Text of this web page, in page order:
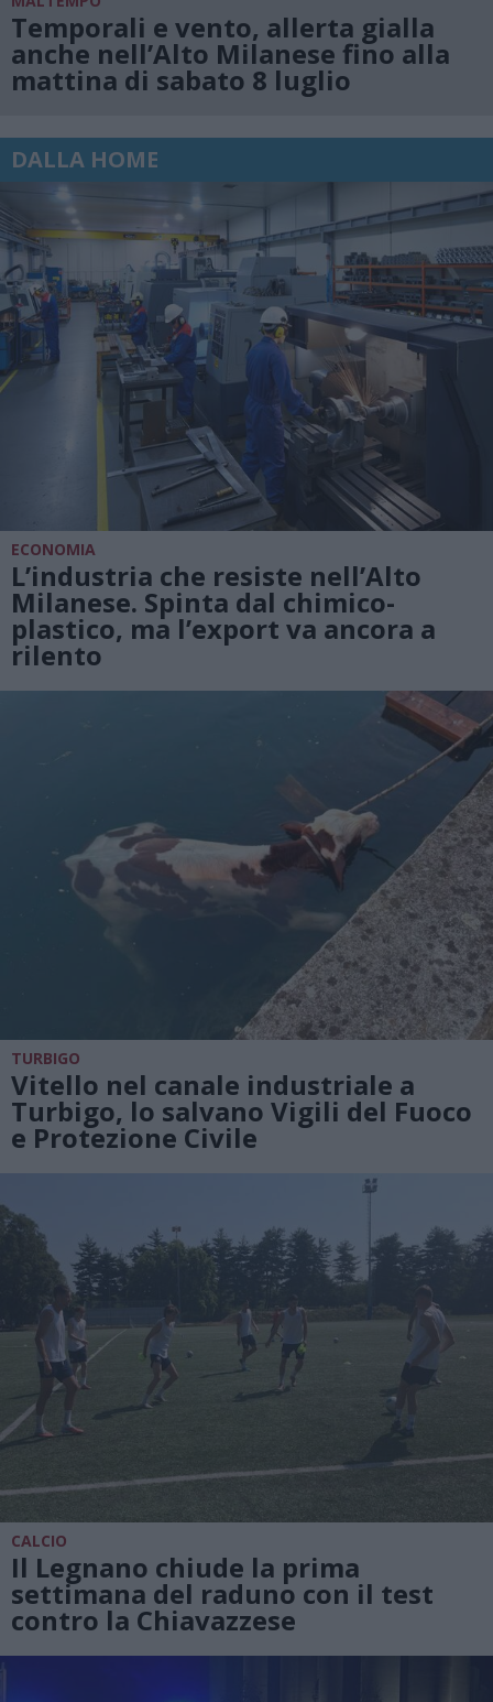
Temporali e vento, allerta gialla
anche nell’Alto Milanese fino alla
mattina di sabato 8 luglio
DALLA HOME
ECONOMIA
L’industria che resiste nell’Alto
Milanese. Spinta dal chimico-
plastico, ma l’export va ancora a
rilento
TURBIGO
Vitello nel canale industriale a
Turbigo, lo salvano Vigili del Fuoco
e Protezione Civile
CALCIO
Il Legnano chiude la prima
settimana del raduno con il test
contro la Chiavazzese